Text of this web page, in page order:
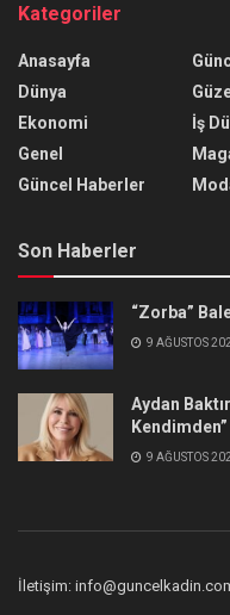
Kategoriler
Anasayfa
Dünya
Ekonomi
Genel
Güncel Haberler
İş
Son Haberler
“Zorba”
9 AĞUSTOS
Aydan
Kendimden”
9 AĞUSTOS
İletişim: